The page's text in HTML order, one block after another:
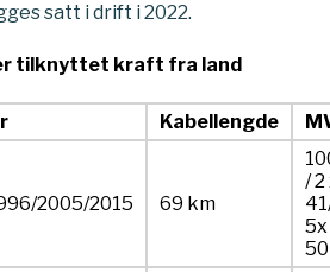
satt i drift i 2022.
tilknyttet kraft fra land
Kabellengde
2005/2015 69 km
/ 2
5x
50